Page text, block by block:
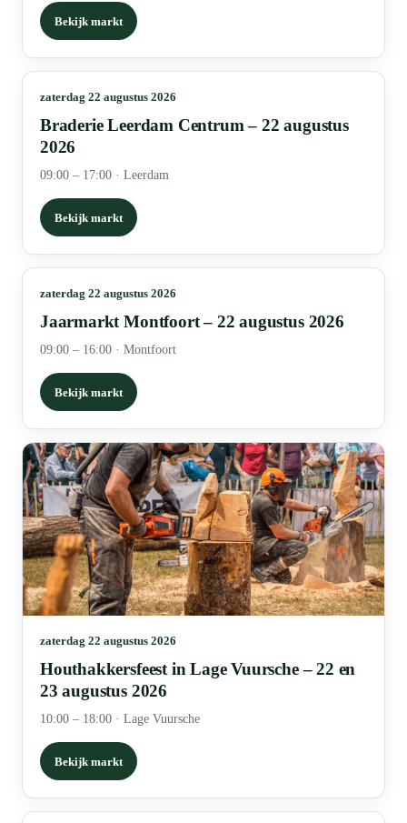
Bekijk markt
zaterdag 22 augustus 2026
Braderie Leerdam Centrum – 22 augustus
2026
09:00 – 17:00 · Leerdam
Bekijk markt
zaterdag 22 augustus 2026
Jaarmarkt Montfoort – 22 augustus 2026
09:00 – 16:00 · Montfoort
Bekijk markt
zaterdag 22 augustus 2026
Houthakkersfeest in Lage Vuursche – 22 en
23 augustus 2026
10:00 – 18:00 · Lage Vuursche
Bekijk markt